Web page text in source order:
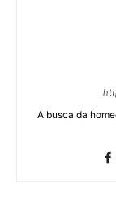
A busca da